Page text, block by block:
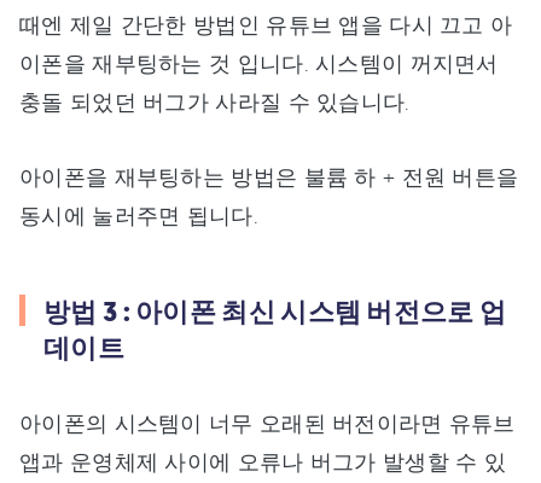
때엔 제일 간단한 방법인 유튜브 앱을 다시 끄고 아
이폰을 재부팅하는 것 입니다. 시스템이 꺼지면서
충돌 되었던 버그가 사라질 수 있습니다.
아이폰을 재부팅하는 방법은 불륨 하 + 전원 버튼을
동시에 눌러주면 됩니다.
방법 3 : 아이폰 최신 시스템 버전으로 업
데이트
아이폰의 시스템이 너무 오래된 버전이라면 유튜브
앱과 운영체제 사이에 오류나 버그가 발생할 수 있